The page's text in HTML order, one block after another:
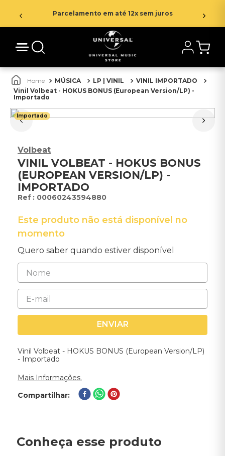
Parcelamento em até 12x sem juros
MÚSICA LP | VINIL
VINIL IMPORTADO
Vinil Volbeat - HOKUS BONUS (European Version/LP) -
Importado
Importado
Volbeat
VINIL VOLBEAT - HOKUS BONUS
(EUROPEAN VERSION/LP) -
IMPORTADO
: 00060243594880
Este produto não está disponível no
momento
Quero saber quando estiver disponível
ENVIAR
Vinil Volbeat - HOKUS BONUS (European Version/LP)
- Importado
Mais Informações.
Compartilhar
Conheça esse produto